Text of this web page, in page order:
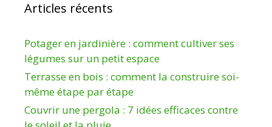
Articles récents
Potager en jardinière : comment cultiver ses
légumes sur un petit espace
Terrasse en bois : comment la construire soi-
même étape par étape
Couvrir une pergola : 7 idées efficaces contre